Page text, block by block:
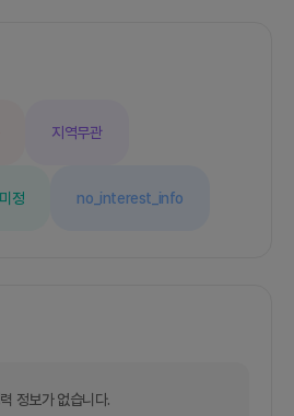
지역무관
정 no_interest_info
정보가 없습니다.